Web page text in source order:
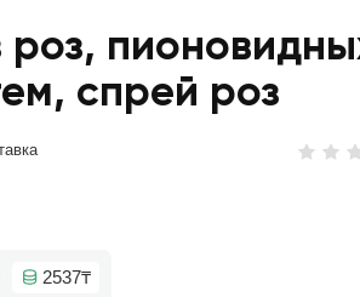
роз,
спрей роз
2537₸